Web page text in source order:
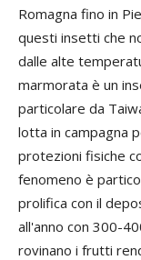
Romagna fino in
questi insetti che
dalle alte
marmorata è un
particolare da
lotta in campagna
protezioni fisiche
fenomeno è
prolifica con il
all'anno con 300-
rovinano i frutti